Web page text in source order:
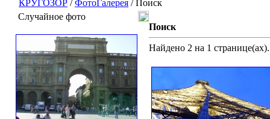
КРУГОЗОР /ФотоГалерея / Поиск
Случайное фото
Поиск
Найдено 2 на 1